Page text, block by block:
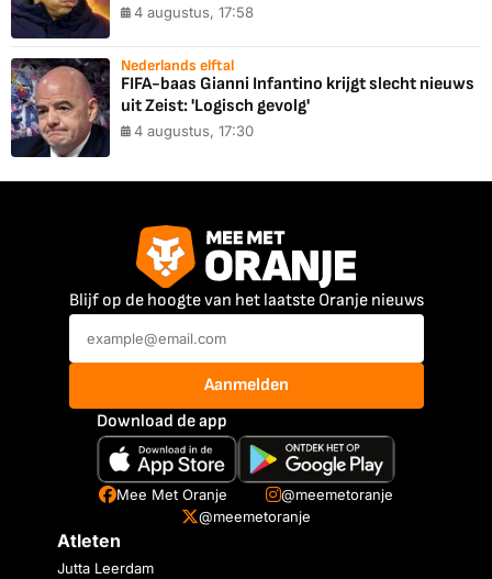
4 augustus, 17:58
Nederlands elftal
FIFA-baas Gianni Infantino krijgt slecht nieuws
uit Zeist: 'Logisch gevolg'
4 augustus, 17:30
Blijf op de hoogte van het laatste Oranje nieuws
Aanmelden
Download de app
Mee Met Oranje
@meemetoranje
@meemetoranje
Atleten
Jutta Leerdam